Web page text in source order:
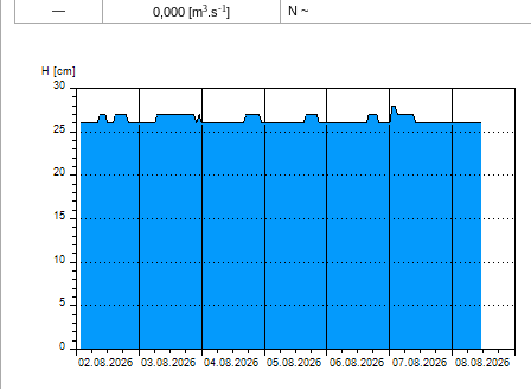
—
0,000 [m3 .s-1] N ~